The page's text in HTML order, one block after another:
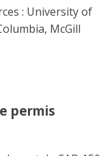
: University of
McGill
permis